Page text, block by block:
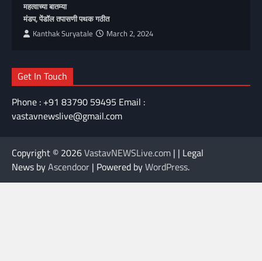
महत्वाच्या बातम्या
मंडप, पेंडॉल तपासणी पथक गठीत
Kanthak Suryatale March 2, 2024
Get In Touch
Phone : +91 83790 59495 Email :
vastavnewslive@gmail.com
Copyright © 2026VastavNEWSLive.com | | Legal
News byAscendoor | Powered byWordPress.